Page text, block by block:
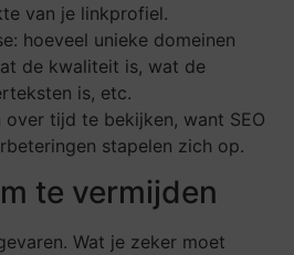
van je linkprofiel.
hoeveel unieke domeinen
de kwaliteit is, wat de
is, etc.
over tijd te bekijken, want SEO
stapelen zich op.
te vermijden
Wat je zeker moet